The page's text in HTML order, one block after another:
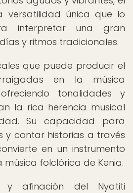
versatilidad única que lo
interpretar una gran
y ritmos tradicionales.
que puede producir el
en la música
tonalidades y
la rica herencia musical
Su capacidad para
y contar historias a través
en un instrumento
folclórica de Kenia.
y afinación del Nyatiti